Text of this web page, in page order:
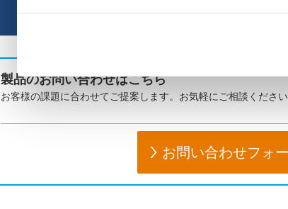
熱設計・熱対策 ・抵抗器の国際規格改訂と表
製品のお問い合わせはこちら
お客様の課題に合わせてご提案します。お気軽にご相談ください
お問い合わせフォ